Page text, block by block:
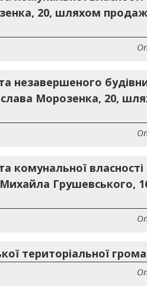
20, шляхом
незавершеного
Морозенка, 20,
комунальної
Грушевського,
територіальної